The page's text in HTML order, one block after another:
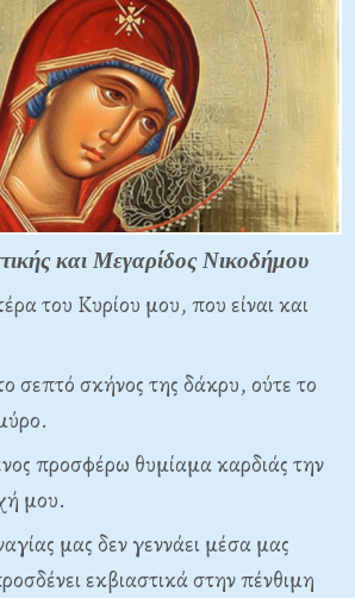
και Μεγαρίδος Νικοδήμου
του Κυρίου μου, που είναι και
σεπτό σκήνος της δάκρυ, ούτε το
προσφέρω θυμίαμα καρδιάς την
μου.
μας δεν γεννάει μέσα μας
εκβιαστικά στην πένθιμη